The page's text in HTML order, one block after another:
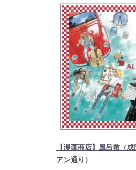
【漫画商店】風呂敷（
アン通り）